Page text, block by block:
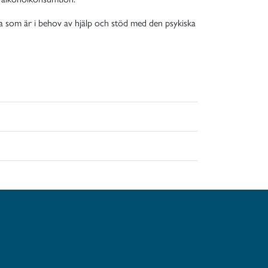
är i behov av hjälp och stöd med den psykiska